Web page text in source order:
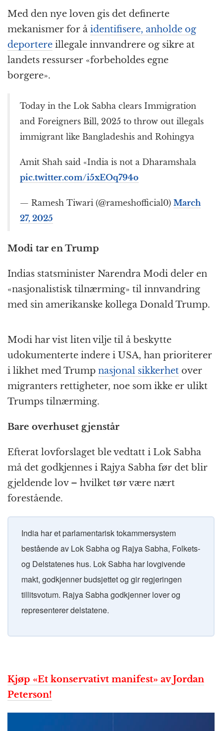
Med den nye loven gis det definerte
mekanismer for å identifisere, anholde og
deportere illegale innvandrere og sikre at
landets ressurser «forbeholdes egne
borgere».
Today in the Lok Sabha clears Immigration
and Foreigners Bill, 2025 to throw out illegals
immigrant like Bangladeshis and Rohingya
Amit Shah said «India is not a Dharamshala
pic.twitter.com/i5xEOq794o
— Ramesh Tiwari (@rameshofficial0) March
27, 2025
Modi tar en Trump
Indias statsminister Narendra Modi deler en
«nasjonalistisk tilnærming» til innvandring
med sin amerikanske kollega Donald Trump.
Modi har vist liten vilje til å beskytte
udokumenterte indere i USA, han prioriterer
i likhet med Trump nasjonal sikkerhet over
migranters rettigheter, noe som ikke er ulikt
Trumps tilnærming.
Bare overhuset gjenstår
Efterat lovforslaget ble vedtatt i Lok Sabha
må det godkjennes i Rajya Sabha før det blir
gjeldende lov – hvilket tør være nært
forestående.
India har et parlamentarisk tokammersystem
bestående av Lok Sabha og Rajya Sabha, Folkets-
og Delstatenes hus. Lok Sabha har lovgivende
makt, godkjenner budsjettet og gir regjeringen
tillitsvotum. Rajya Sabha godkjenner lover og
representerer delstatene.
Kjøp «Et konservativt manifest» av Jordan
Peterson!